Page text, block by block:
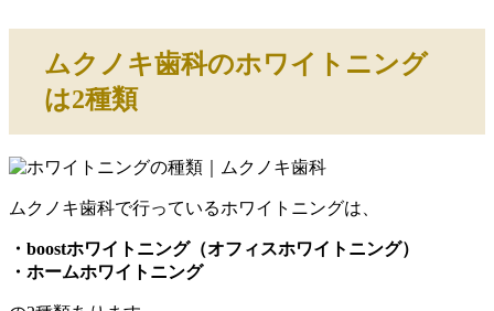
ムクノキ歯科のホワイトニング
は2種類
ムクノキ歯科で行っているホワイトニングは、
・boostホワイトニング（オフィスホワイトニング）
・ホームホワイトニング